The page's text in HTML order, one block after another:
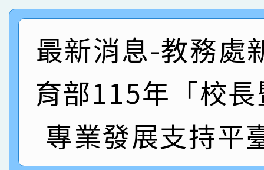
創客第三名。
賽 洪綺君教師榮獲社
名
賀！本校阿巴斯O蜜、
倩參加桃園市科展 國
名 指導老師王老師、
賀！本校四年二班張O
園市英語競賽國小朗讀
賀！本校參加桃園市中
賽 劉文瑛教師榮獲教
臺灣台語-第二名
賀！本校參與2026世
市賽榮獲科學小創客佳
最新消息-教務處
育部115年「校
專業發展支持平